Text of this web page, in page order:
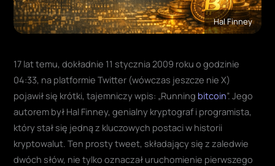
Hal Finney
17 lat temu, dokładnie 11 stycznia 2009 roku o godzinie
04:33, na platformie Twitter (wówczas jeszcze nie X)
pojawił się krótki, tajemniczy wpis: „Running bitcoin”. Jego
autorem był Hal Finney, genialny kryptograf i programista,
który stał się jedną z kluczowych postaci w historii
kryptowalut. Ten prosty tweet, składający się z zaledwie
dwóch słów, nie tylko oznaczał uruchomienie pierwszego